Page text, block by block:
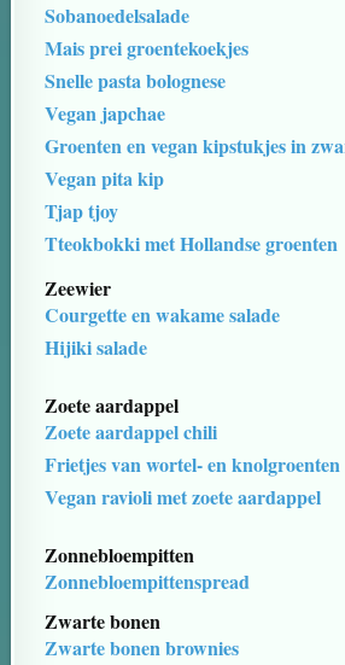
Sobanoedelsalade
Mais prei groentekoekjes
Snelle pasta bolognese
Vegan japchae
Groenten en vegan kipstukjes in
Vegan pita kip
Tjap tjoy
Tteokbokki met Hollandse groenten
Zeewier
Courgette en wakame salade
Hijiki salade
Zoete aardappel
Zoete aardappel chili
Frietjes van wortel- en knolgroenten
Vegan ravioli met zoete aardappel
Zonnebloempitten
Zonnebloempittenspread
Zwarte bonen
Zwarte bonen brownies